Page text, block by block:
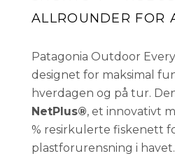
ALLROUNDER FOR
Patagonia Outdoor
designet for maksimal
hverdagen og på tur.
NetPlus®, et innovativt
% resirkulerte fiskenett
plastforurensning i